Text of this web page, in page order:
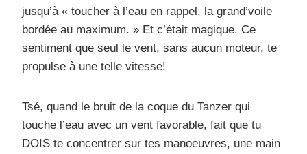
jusqu’à « toucher à l’eau en rappel, la grand’voile
bordée au maximum. » Et c’était magique. Ce
sentiment que seul le vent, sans aucun moteur, te
propulse à une telle vitesse!
Tsé, quand le bruit de la coque du Tanzer qui
touche l’eau avec un vent favorable, fait que tu
DOIS te concentrer sur tes manoeuvres, une main